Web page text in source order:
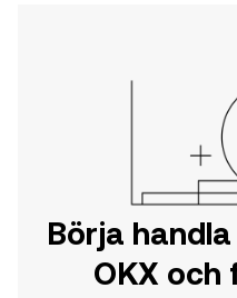
Börja
OKX och